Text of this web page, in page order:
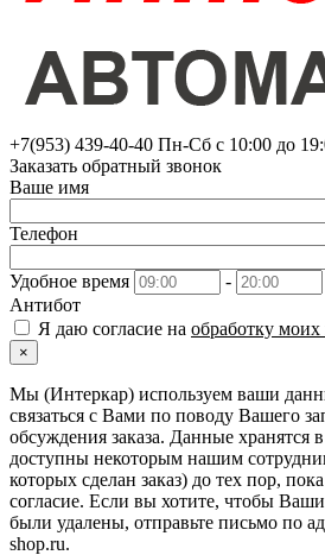
+7(953) 439-40-40 Пн-Сб с 10:00 до
Заказать обратный звонок
Ваше имя
Телефон
Удобное время
-
Антибот
Я даю согласие на обработку
×
Мы (Интеркар) используем ваши
связаться с Вами по поводу Вашего
обсуждения заказа. Данные хранятся
доступны некоторым нашим
которых сделан заказ) до тех пор,
согласие. Если вы хотите, чтобы
были удалены, отправьте письмо по
shop.ru.